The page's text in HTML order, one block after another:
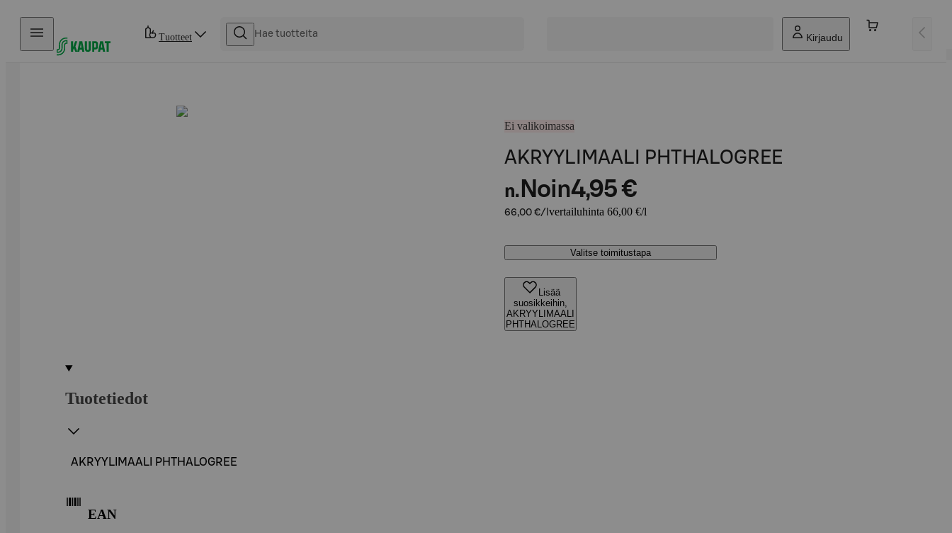
Hyppää sisältöön
Tuotteet Kirjaudu
Ei valikoimassa
AKRYYLIMAALI PHTHALOGREE
n. Noin4,95 €
66,00 €/l vertailuhinta 66,00 €/l
Valitse toimitustapa
Lisää
suosikkeihin,
AKRYYLIMAALI
PHTHALOGREE
Tuotetiedot
AKRYYLIMAALI PHTHALOGREE
EAN